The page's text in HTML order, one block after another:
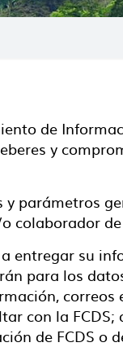
de
y
parámetros
colaborador
entregar su
para los
con la
de FCDS o